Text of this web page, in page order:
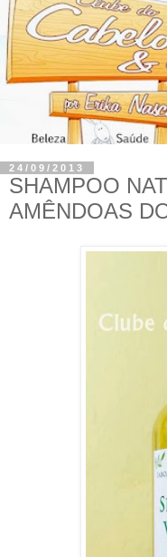
24/09/2013
SHAMPOO
AMÊNDOAS